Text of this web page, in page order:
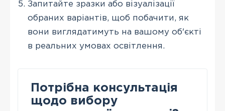
Запитайте зразки або візуалізації
обраних варіантів, щоб побачити, як
вони виглядатимуть на вашому об'єкті
в реальних умовах освітлення.
Потрібна консультація
щодо вибору